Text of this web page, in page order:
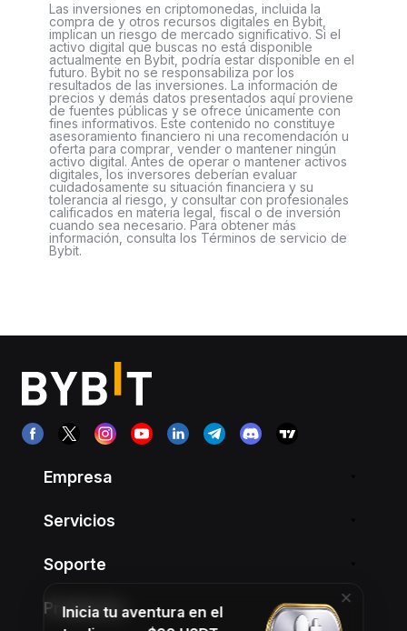
Las inversiones en criptomonedas, incluida la
compra de y otros recursos digitales en Bybit,
implican un riesgo de mercado significativo. Si el
activo digital que buscas no está disponible
actualmente en Bybit, podría estar disponible en el
futuro. Bybit no se responsabiliza por los
resultados de las inversiones. La información de
precios y demás datos presentados aquí proviene
de fuentes públicas y se ofrece únicamente con
fines informativos. Este contenido no constituye
asesoramiento financiero ni una recomendación u
oferta para comprar, vender o mantener ningún
activo digital. Antes de operar o mantener activos
digitales, los inversores deberían evaluar
cuidadosamente su situación financiera y su
tolerancia al riesgo, y consultar con profesionales
calificados en materia legal, fiscal o de inversión
cuando sea necesario. Para obtener más
información, consulta los Términos de servicio de
Bybit.
Empresa
Servicios
Soporte
Productos
Inicia tu aventura en el